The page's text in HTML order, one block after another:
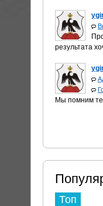
результата
Мы помним
Топ